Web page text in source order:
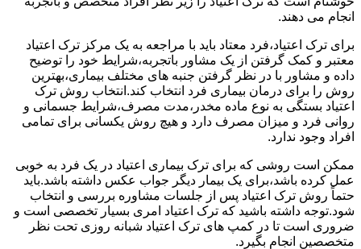
انجام می دهند.
برای ترک اعتیاد،فرد معتاد باید با مراجعه به یک مرکز ترک اعتیاد
معتبر و کمک گرفتن از یک مشاور باتجربه،شرایط خود را توضیح
داده و مشاور با در نظر گرفتن جنبه های مختلف بیماری،بهترین
روش را برای درمان بیماری فرد انتخاب کند.انتخاب روش ترک
اعتیاد بستگی به نوع ماده مخدر،مدت مصرف،شرایط جسمانی و
روانی فرد و میزان مصرف دارد و هیچ روش یکسانی برای تمامی
افراد وجود ندارد.
ممکن است روشی که برای ترک بیماری اعتیاد در یک فرد به خوبی
عمل کرده باشد،برای یک بیمار دیگر جواب عکس داشته باشد.باید
حتماً روش ترک اعتیاد پس از جلسات مشاوره بررسی و انتخاب
شود.توجه داشته باشید که ترک اعتیاد امری بسیار تخصصی است و
ضروری است تا در کمپ های ترک اعتیاد شبانه روزی تحت نظر
متخصصین انجام بگیرد.